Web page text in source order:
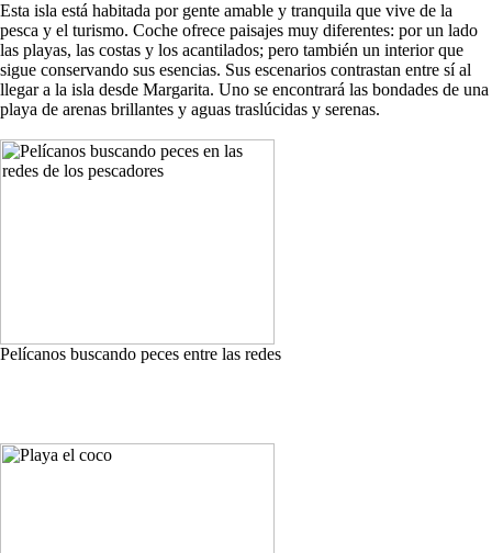
Esta isla está habitada por gente amable y tranquila que vive de la
pesca y el turismo. Coche ofrece paisajes muy diferentes: por un lado
las playas, las costas y los acantilados; pero también un interior que
sigue conservando sus esencias. Sus escenarios contrastan entre sí al
llegar a la isla desde Margarita. Uno se encontrará las bondades de una
playa de arenas brillantes y aguas traslúcidas y serenas.
Pelícanos buscando peces entre las redes